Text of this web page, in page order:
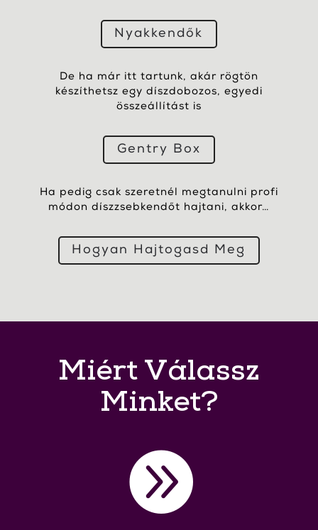
Nyakkendők
De ha már itt tartunk, akár rögtön
készíthetsz egy díszdobozos, egyedi
összeállítást is
Gentry Box
Ha pedig csak szeretnél megtanulni profi
módon díszzsebkendőt hajtani, akkor…
Hogyan Hajtogasd Meg
Miért Válassz
Minket?
